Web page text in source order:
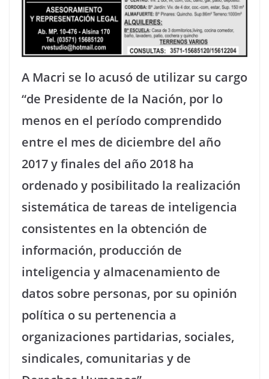
A Macri se lo acusó de utilizar su cargo
“de Presidente de la Nación, por lo
menos en el período comprendido
entre el mes de diciembre del año
2017 y finales del año 2018 ha
ordenado y posibilitado la realización
sistemática de tareas de inteligencia
consistentes en la obtención de
información, producción de
inteligencia y almacenamiento de
datos sobre personas, por su opinión
política o su pertenencia a
organizaciones partidarias, sociales,
sindicales, comunitarias y de